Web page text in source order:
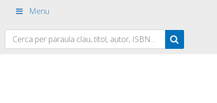
Menu